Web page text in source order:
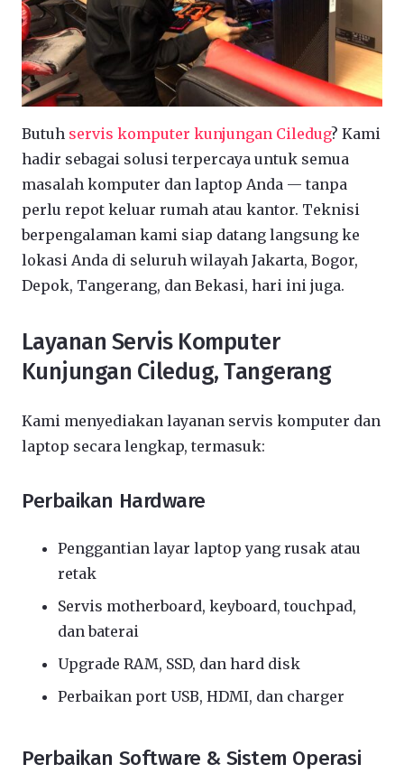
Butuh servis komputer kunjungan Ciledug? Kami
hadir sebagai solusi terpercaya untuk semua
masalah komputer dan laptop Anda — tanpa
perlu repot keluar rumah atau kantor. Teknisi
berpengalaman kami siap datang langsung ke
lokasi Anda di seluruh wilayah Jakarta, Bogor,
Depok, Tangerang, dan Bekasi, hari ini juga.
Layanan Servis Komputer
Kunjungan Ciledug, Tangerang
Kami menyediakan layanan servis komputer dan
laptop secara lengkap, termasuk:
Perbaikan Hardware
Penggantian layar laptop yang rusak atau
retak
Servis motherboard, keyboard, touchpad,
dan baterai
Upgrade RAM, SSD, dan hard disk
Perbaikan port USB, HDMI, dan charger
Perbaikan Software & Sistem Operasi